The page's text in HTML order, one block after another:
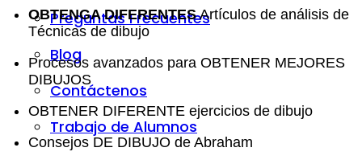
Preguntas Frecuentes
Blog
Contáctenos
Trabajo de Alumnos
OBTENGA DIFERENTESArtículos de análisis de
Técnicas de dibujo
Procesos avanzados para OBTENER MEJORES
DIBUJOS
OBTENER DIFERENTE ejercicios de dibujo
Consejos DE DIBUJO de Abraham